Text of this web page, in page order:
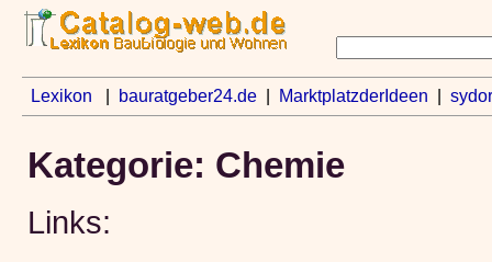
Lexikon bauratgeber24.de| MarktplatzderIdeen
Kategorie: Chemie
Links: